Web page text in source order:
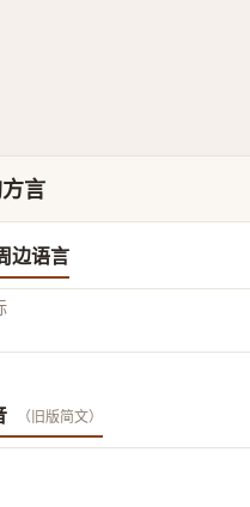
言
边语言
（旧版简文）